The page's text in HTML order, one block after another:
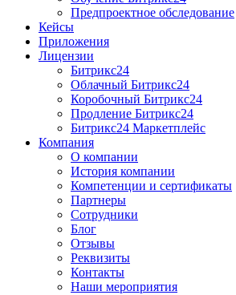
Предпроектное обследование
Кейсы
Приложения
Лицензии
Битрикс24
Облачный Битрикс24
Коробочный Битрикс24
Продление Битрикс24
Битрикс24 Маркетплейс
Компания
О компании
История компании
Компетенции и сертификаты
Партнеры
Сотрудники
Блог
Отзывы
Реквизиты
Контакты
Наши мероприятия